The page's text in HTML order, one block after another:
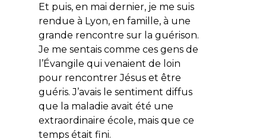
Et puis, en mai dernier, je me suis
rendue à Lyon, en famille, à une
grande rencontre sur la guérison.
Je me sentais comme ces gens de
l’Évangile qui venaient de loin
pour rencontrer Jésus et être
guéris. J’avais le sentiment diffus
que la maladie avait été une
extraordinaire école, mais que ce
temps était fini.